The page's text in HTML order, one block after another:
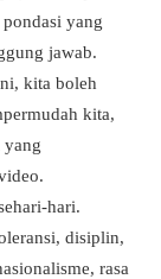
yang
jawab.
kita boleh
kita,
yang
hari.
disiplin,
rasa